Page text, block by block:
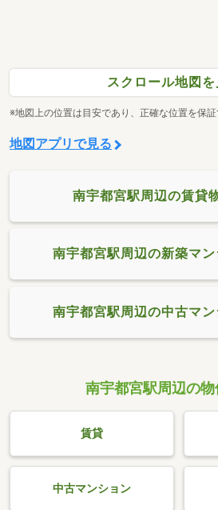
スクロール地図を
※地図上の位置は目安であり、正確な位置を保証
地図アプリで見る
南宇都宮駅周辺の賃貸
南宇都宮駅周辺の新築マ
南宇都宮駅周辺の中古マ
南宇都宮駅周辺の
賃貸
中古マンション